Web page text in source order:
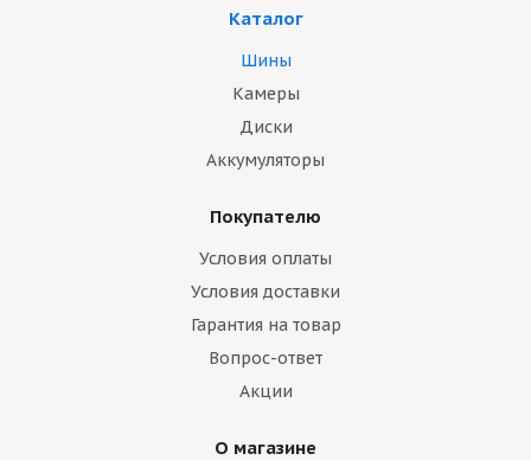
Каталог
Шины
Камеры
Диски
Аккумуляторы
Покупателю
Условия оплаты
Условия доставки
Гарантия на товар
Вопрос-ответ
Акции
О магазине